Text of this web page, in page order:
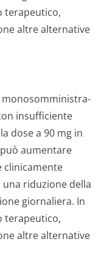
terapeutico,
altre alternative
monosomministra­
insufficiente
dose a 90 mg in
aumentare
clinicamente
riduzione della
giornaliera. In
terapeutico,
altre alternative